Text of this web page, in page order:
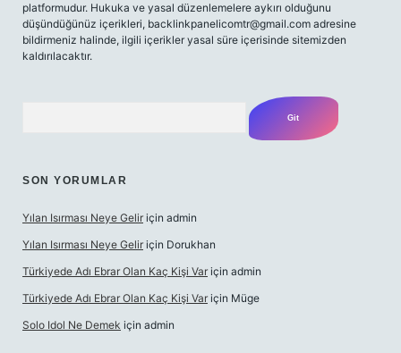
platformudur. Hukuka ve yasal düzenlemelere aykırı olduğunu
düşündüğünüz içerikleri, backlinkpanelicomtr@gmail.com adresine
bildirmeniz halinde, ilgili içerikler yasal süre içerisinde sitemizden
kaldırılacaktır.
SON YORUMLAR
Yılan Isırması Neye Gelir için admin
Yılan Isırması Neye Gelir için Dorukhan
Türkiyede Adı Ebrar Olan Kaç Kişi Var için admin
Türkiyede Adı Ebrar Olan Kaç Kişi Var için Müge
Solo Idol Ne Demek için admin